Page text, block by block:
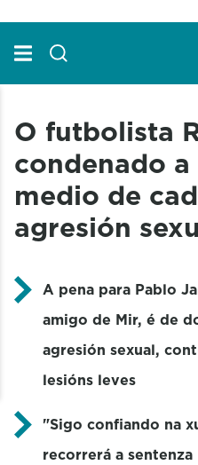
O futbolista
condenado
medio de
agresión
A pena para Pablo
amigo de Mir, é de
agresión sexual,
lesións leves
"Sigo confiando na
recorrerá a sentenza